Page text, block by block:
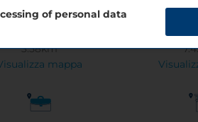
3.58km
mappa
of personal data